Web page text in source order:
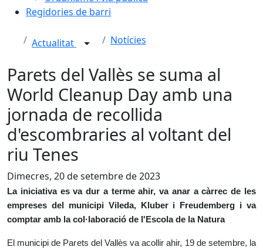
Regidories de barri
Actualitat Notícies
Parets del Vallès se suma al
World Cleanup Day amb una
jornada de recollida
d'escombraries al voltant del
riu Tenes
Dimecres, 20 de setembre de 2023
La iniciativa es va dur a terme ahir, va anar a càrrec de les
empreses del municipi Vileda, Kluber i Freudemberg i va
comptar amb la col·laboració de l'Escola de la Natura
El municipi de Parets del Vallès va acollir ahir, 19 de setembre, la